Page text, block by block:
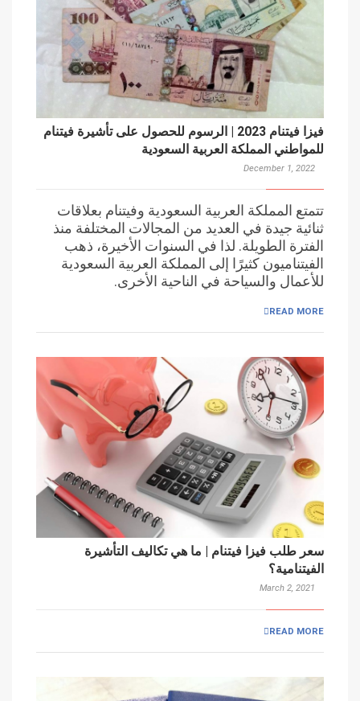
فيزا فيتنام 2023 | الرسوم للحصول على تأشيرة فيتنام
للمواطني المملكة العربية السعودية
December 1, 2022
تتمتع المملكة العربية السعودية وفيتنام بعلاقات
ثنائية جيدة في العديد من المجالات المختلفة منذ
الفترة الطويلة. لذا في السنوات الأخيرة، ذهب
الفيتناميون كثيرًا إلى المملكة العربية السعودية
للأعمال والسياحة في الناحية الأخرى.
READ MORE
سعر طلب فيزا فيتنام | ما هي تكاليف التأشيرة
الفيتنامية؟
March 2, 2021
READ MORE